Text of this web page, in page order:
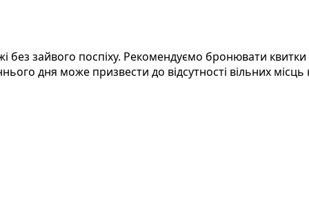
без зайвого поспіху. Рекомендуємо бронювати
дня може призвести до відсутності вільних